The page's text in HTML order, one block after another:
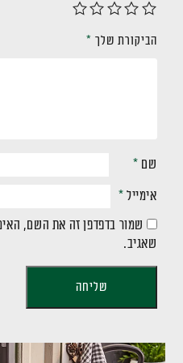
הביקורת שלך *
שם *
אימייל *
שמור בדפדפן זה את השם,
שאגיב.